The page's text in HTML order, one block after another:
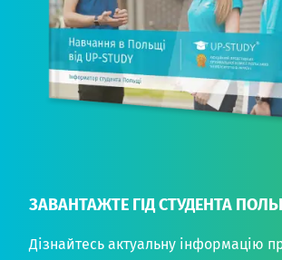
ЗАВАНТАЖТЕ ГІД СТУДЕНТА
Дізнайтесь актуальну інформацію